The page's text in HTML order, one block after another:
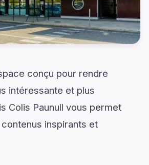
conçu pour rendre
intéressante et plus
Colis Paunull vous permet
inspirants et